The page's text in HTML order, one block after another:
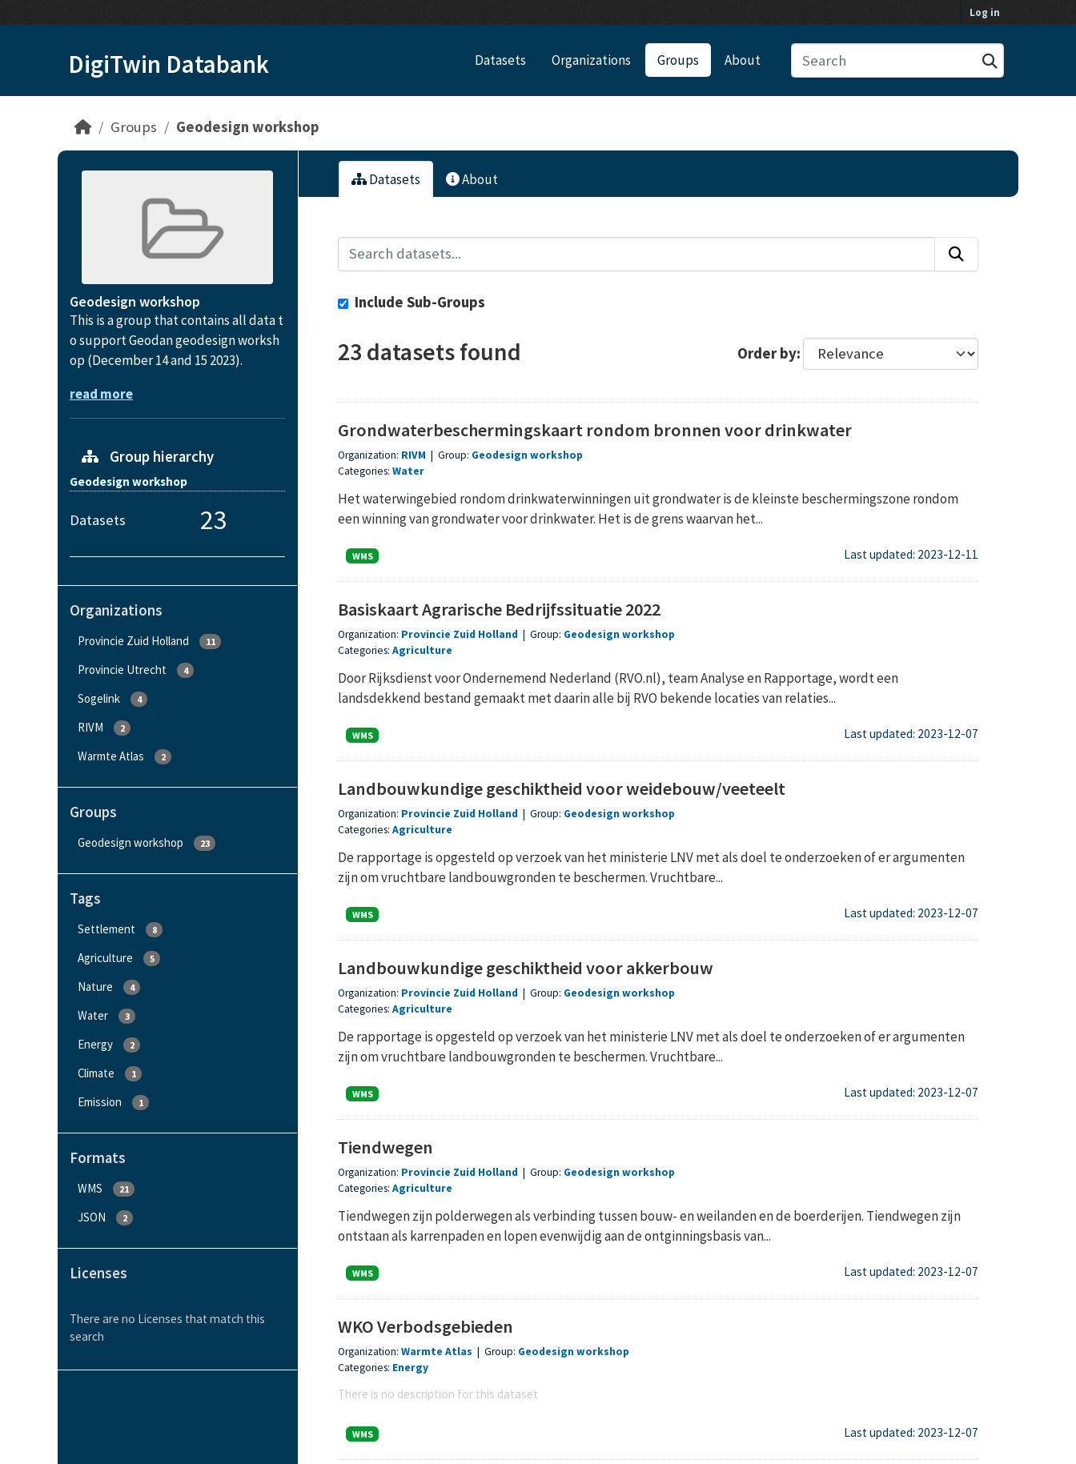
Log in
DigiTwin Databank Datasets Organizations Groups About
Groups Geodesign workshop
Geodesign workshop
This is a group that contains all data t
o support Geodan geodesign worksh
op (December 14 and 15 2023).
read more
Group hierarchy
Geodesign workshop
Datasets 23
Organizations
Provincie Zuid Holland 11
Provincie Utrecht 4
Sogelink 4
RIVM 2
Warmte Atlas 2
Groups
Geodesign workshop 23
Tags
Settlement 8
Agriculture 5
Nature 4
Water 3
Energy 2
Climate 1
Emission 1
Formats
WMS 21
JSON 2
Licenses
There are no Licenses that match this
search
Datasets About
Include Sub-Groups
Order by
23 datasets found
Grondwaterbeschermingskaart rondom bronnen voor drinkwater
Organization: RIVM | Group: Geodesign workshop
Categories: Water
Het waterwingebied rondom drinkwaterwinningen uit grondwater is de kleinste beschermingszone rondom
een winning van grondwater voor drinkwater. Het is de grens waarvan het...
WMS Last updated: 2023-12-11
Basiskaart Agrarische Bedrijfssituatie 2022
Organization: Provincie Zuid Holland | Group: Geodesign workshop
Categories: Agriculture
Door Rijksdienst voor Ondernemend Nederland (RVO.nl), team Analyse en Rapportage, wordt een
landsdekkend bestand gemaakt met daarin alle bij RVO bekende locaties van relaties...
WMS Last updated: 2023-12-07
Landbouwkundige geschiktheid voor weidebouw/veeteelt
Organization: Provincie Zuid Holland | Group: Geodesign workshop
Categories: Agriculture
De rapportage is opgesteld op verzoek van het ministerie LNV met als doel te onderzoeken of er argumenten
zijn om vruchtbare landbouwgronden te beschermen. Vruchtbare...
WMS Last updated: 2023-12-07
Landbouwkundige geschiktheid voor akkerbouw
Organization: Provincie Zuid Holland | Group: Geodesign workshop
Categories: Agriculture
De rapportage is opgesteld op verzoek van het ministerie LNV met als doel te onderzoeken of er argumenten
zijn om vruchtbare landbouwgronden te beschermen. Vruchtbare...
WMS Last updated: 2023-12-07
Tiendwegen
Organization: Provincie Zuid Holland | Group: Geodesign workshop
Categories: Agriculture
Tiendwegen zijn polderwegen als verbinding tussen bouw- en weilanden en de boerderijen. Tiendwegen zijn
ontstaan als karrenpaden en lopen evenwijdig aan de ontginningsbasis van...
WMS Last updated: 2023-12-07
WKO Verbodsgebieden
Organization: Warmte Atlas | Group: Geodesign workshop
Categories: Energy
There is no description for this dataset
WMS Last updated: 2023-12-07